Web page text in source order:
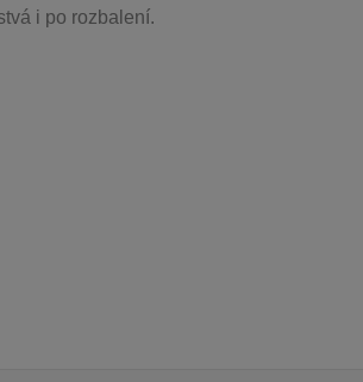
i po rozbalení.